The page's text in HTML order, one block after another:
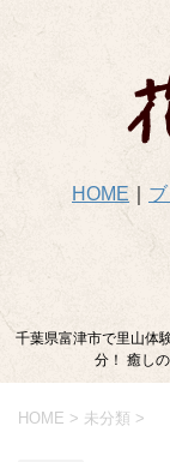
HOME
千葉県富津市で里山体
分！ 癒し
HOME > 未分類 >